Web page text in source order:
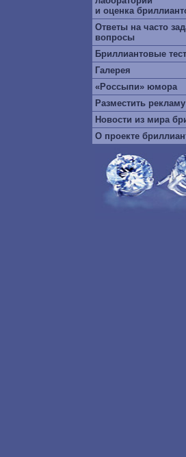
и оценка
Ответы на часто
вопросы
Бриллиантовые
Галерея
«Россыпи» юмора
Разместить
Новости из мира
О проекте